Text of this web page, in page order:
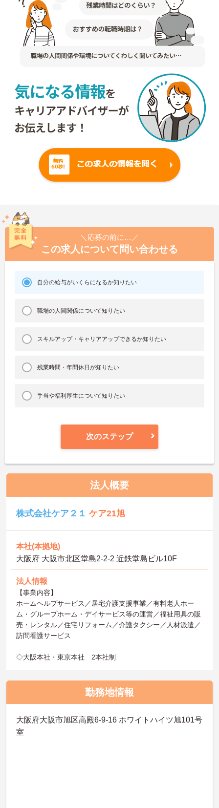
＼応募の前に…／
この求人について問い合わせる
自分の給与がいくらになるか知りたい
職場の人間関係について知りたい
スキルアップ・キャリアアップできるか知りたい
残業時間・年間休日が知りたい
手当や福利厚生について知りたい
次のステップ
法人概要
株式会社ケア２１ケア21旭
本社(本拠地)
大阪府 大阪市北区堂島2-2-2 近鉄堂島ビル10F
法人情報
【事業内容】
ホームヘルプサービス／居宅介護支援事業／有料老人ホー
ム・グループホーム・デイサービス等の運営／福祉用具の販
売・レンタル／住宅リフォーム／介護タクシー／人材派遣／
訪問看護サービス
◇大阪本社・東京本社 2本社制
勤務地情報
大阪府大阪市旭区高殿6-9-16 ホワイトハイツ旭101号
室